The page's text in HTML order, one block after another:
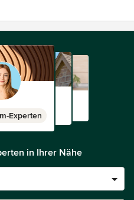
Experten
in Ihrer Nähe